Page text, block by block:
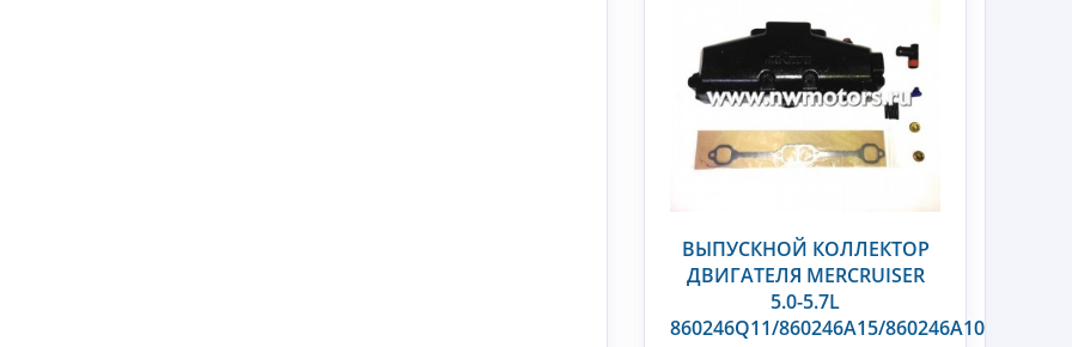
ВЫПУСКНОЙ КОЛЛЕКТОР
ДВИГАТЕЛЯ MERCRUISER
5.0-5.7L
860246Q11/860246A15/860246A10